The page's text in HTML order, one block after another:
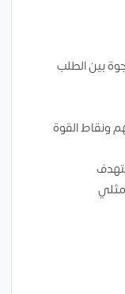
بين الطلب
ونقاط القوة